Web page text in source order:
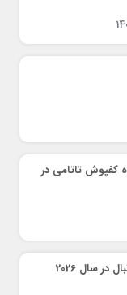
کفپوش تاتامی در
سال 2026